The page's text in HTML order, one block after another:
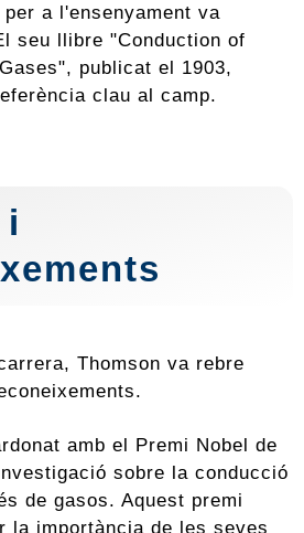
a l'ensenyament va
seu llibre "Conduction of
publicat el 1903,
clau al camp.
Thomson va rebre
amb el Premi Nobel de
sobre la conducció
de gasos. Aquest premi
la importància de les seves